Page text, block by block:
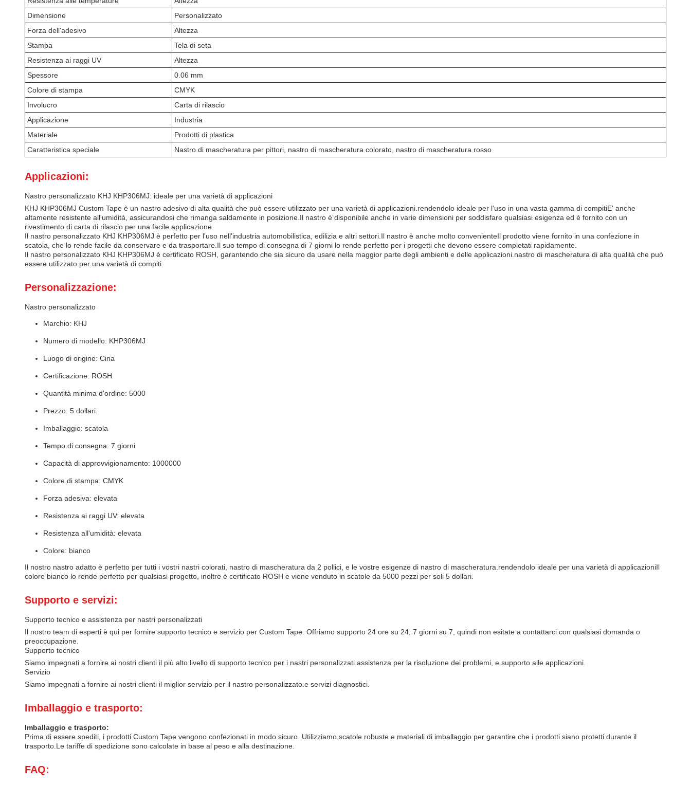
Dimensione
Personalizzato
Forza dell'adesivo
Altezza
Stampa
Tela di seta
Resistenza ai raggi UV
Altezza
Spessore
0.06 mm
Colore di stampa
CMYK
Involucro
Carta di rilascio
Applicazione
Industria
Materiale
Prodotti di plastica
Caratteristica speciale
Nastro di mascheratura per pittori, nastro di mascheratura colorato, nastro di mascheratura rosso
Applicazioni:
Nastro personalizzato KHJ KHP306MJ: ideale per una varietà di applicazioni
KHJ KHP306MJ Custom Tape è un nastro adesivo di alta qualità che può essere utilizzato per una varietà di applicazioni.rendendolo ideale per l'uso in una vasta gamma di compitiE' anche
altamente resistente all'umidità, assicurandosi che rimanga saldamente in posizione.Il nastro è disponibile anche in varie dimensioni per soddisfare qualsiasi esigenza ed è fornito con un
rivestimento di carta di rilascio per una facile applicazione.
Il nastro personalizzato KHJ KHP306MJ è perfetto per l'uso nell'industria automobilistica, edilizia e altri settori.Il nastro è anche molto convenienteIl prodotto viene fornito in una confezione in
scatola, che lo rende facile da conservare e da trasportare.Il suo tempo di consegna di 7 giorni lo rende perfetto per i progetti che devono essere completati rapidamente.
Il nastro personalizzato KHJ KHP306MJ è certificato ROSH, garantendo che sia sicuro da usare nella maggior parte degli ambienti e delle applicazioni.nastro di mascheratura di alta qualità che può
essere utilizzato per una varietà di compiti.
Personalizzazione:
Nastro personalizzato
Marchio: KHJ
Numero di modello: KHP306MJ
Luogo di origine: Cina
Certificazione: ROSH
Quantità minima d'ordine: 5000
Prezzo: 5 dollari.
Imballaggio: scatola
Tempo di consegna: 7 giorni
Capacità di approvvigionamento: 1000000
Colore di stampa: CMYK
Forza adesiva: elevata
Resistenza ai raggi UV: elevata
Resistenza all'umidità: elevata
Colore: bianco
Il nostro nastro adatto è perfetto per tutti i vostri nastri colorati, nastro di mascheratura da 2 pollici, e le vostre esigenze di nastro di mascheratura.rendendolo ideale per una varietà di applicazioniIl
colore bianco lo rende perfetto per qualsiasi progetto, inoltre è certificato ROSH e viene venduto in scatole da 5000 pezzi per soli 5 dollari.
Supporto e servizi:
Supporto tecnico e assistenza per nastri personalizzati
Il nostro team di esperti è qui per fornire supporto tecnico e servizio per Custom Tape. Offriamo supporto 24 ore su 24, 7 giorni su 7, quindi non esitate a contattarci con qualsiasi domanda o
preoccupazione.
Supporto tecnico
Siamo impegnati a fornire ai nostri clienti il più alto livello di supporto tecnico per i nastri personalizzati.assistenza per la risoluzione dei problemi, e supporto alle applicazioni.
Servizio
Siamo impegnati a fornire ai nostri clienti il miglior servizio per il nastro personalizzato.e servizi diagnostici.
Imballaggio e trasporto:
Imballaggio e trasporto:
Prima di essere spediti, i prodotti Custom Tape vengono confezionati in modo sicuro. Utilizziamo scatole robuste e materiali di imballaggio per garantire che i prodotti siano protetti durante il
trasporto.Le tariffe di spedizione sono calcolate in base al peso e alla destinazione.
FAQ: